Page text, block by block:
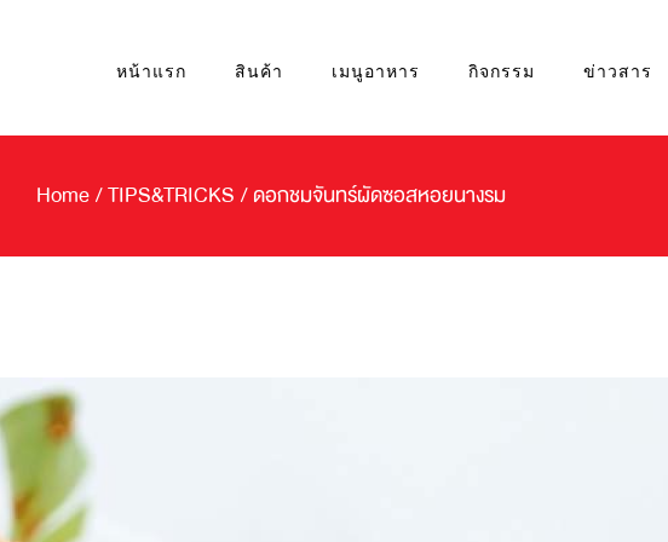
หน้าแรก สินค้า เมนูอาหาร กิจกรรม ข่าวสาร
Home/TIPS&TRICKS / ดอกชมจันทร์ผัดซอสหอยนางรม